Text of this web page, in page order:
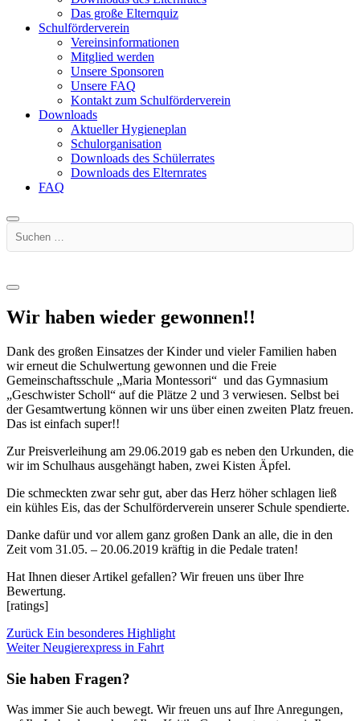
Das große Elternquiz
Schulförderverein
Vereinsinformationen
Mitglied werden
Unsere Sponsoren
Unsere FAQ
Kontakt zum Schulförderverein
Downloads
Aktueller Hygieneplan
Schulorganisation
Downloads des Schülerrates
Downloads des Elternrates
FAQ
Suchen …
Wir haben wieder gewonnen!!
Dank des großen Einsatzes der Kinder und vieler Familien haben
wir erneut die Schulwertung gewonnen und die Freie
Gemeinschaftsschule „Maria Montessori“ und das Gymnasium
„Geschwister Scholl“ auf die Plätze 2 und 3 verwiesen. Selbst bei
der Gesamtwertung können wir uns über einen zweiten Platz freuen.
Das ist einfach super!!
Zur Preisverleihung am 29.06.2019 gab es neben den Urkunden, die
wir im Schulhaus ausgehängt haben, zwei Kisten Äpfel.
Die schmeckten zwar sehr gut, aber das Herz höher schlagen ließ
ein kühles Eis, das der Schulförderverein unserer Schule spendierte.
Danke dafür und vor allem ganz großen Dank an alle, die in den
Zeit vom 31.05. – 20.06.2019 kräftig in die Pedale traten!
Hat Ihnen dieser Artikel gefallen? Wir freuen uns über Ihre
Bewertung.
[ratings]
Beitragsnavigation
Zurück Vorheriger
Beitrag:
Ein besonderes Highlight
Weiter Nächster
Neugierexpress in Fahrt
Sie haben Fragen?
Was immer Sie auch bewegt. Wir freuen uns auf Ihre Anregungen,